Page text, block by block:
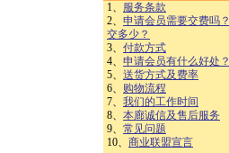
1、 服务条款
2、 申请会员需要交费吗？
交多少？
3、 付款方式
4、 申请会员有什么好处？
5、 送货方式及费率
6、 购物流程
7、 我们的工作时间
8、 本廊诚信及售后服务
9、 常见问题
10、 商业联盟宣言